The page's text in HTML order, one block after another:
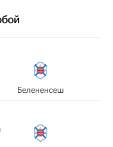
Белененсеш